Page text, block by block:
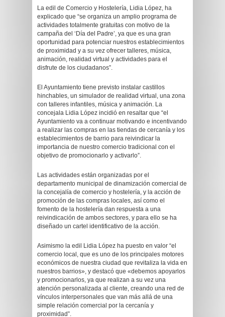
La edil de Comercio y Hostelería, Lidia López, ha
explicado que “se organiza un amplio programa de
actividades totalmente gratuitas con motivo de la
campaña del ‘Día del Padre’, ya que es una gran
oportunidad para potenciar nuestros establecimientos
de proximidad y a su vez ofrecer talleres, música,
animación, realidad virtual y actividades para el
disfrute de los ciudadanos”.
El Ayuntamiento tiene previsto instalar castillos
hinchables, un simulador de realidad virtual, una zona
con talleres infantiles, música y animación. La
concejala Lidia López incidió en resaltar que “el
Ayuntamiento va a continuar motivando e incentivando
a realizar las compras en las tiendas de cercanía y los
establecimientos de barrio para reivindicar la
importancia de nuestro comercio tradicional con el
objetivo de promocionarlo y activarlo”.
Las actividades están organizadas por el
departamento municipal de dinamización comercial de
la concejalía de comercio y hostelería, y la acción de
promoción de las compras locales, así como el
fomento de la hostelería dan respuesta a una
reivindicación de ambos sectores, y para ello se ha
diseñado un cartel identificativo de la acción.
Asimismo la edil Lidia López ha puesto en valor “el
comercio local, que es uno de los principales motores
económicos de nuestra ciudad que revitaliza la vida en
nuestros barrios», y destacó que «debemos apoyarlos
y promocionarlos, ya que realizan a su vez una
atención personalizada al cliente, creando una red de
vínculos interpersonales que van más allá de una
simple relación comercial por la cercanía y
proximidad”.